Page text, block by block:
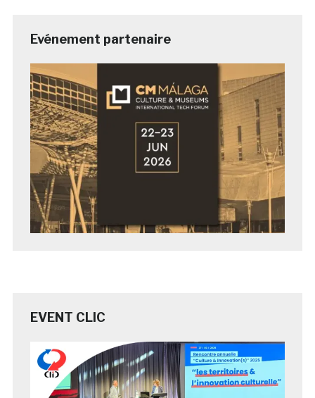
Evénement partenaire
EVENT CLIC